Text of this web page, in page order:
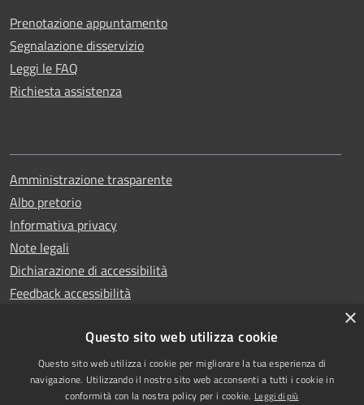
Prenotazione appuntamento
Segnalazione disservizio
Leggi le FAQ
Richiesta assistenza
Amministrazione trasparente
Albo pretorio
Informativa privacy
Note legali
Dichiarazione di accessibilità
Feedback accessibilità
RSS
Accessibilità
Copyright © 2025
Comune di Garlasco
×
Questo sito web utilizza cookie
Questo sito web utilizza i cookie per migliorare la tua esperienza di
navigazione. Utilizzando il nostro sito web acconsenti a tutti i cookie in
conformità con la nostra policy per i cookie. Leggi di più